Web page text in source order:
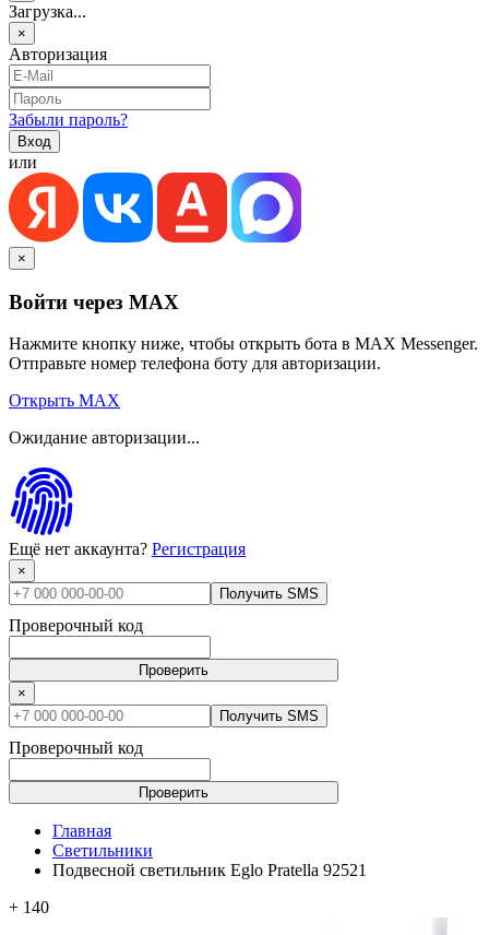
Загрузка...
×
Авторизация
Забыли пароль?
или
×
Войти через MAX
Нажмите кнопку ниже, чтобы открыть бота в MAX Messenger.
Отправьте номер телефона боту для авторизации.
Открыть MAX
Ожидание авторизации...
Ещё нет аккаунта? Регистрация
×
Получить SMS
Проверочный код
Проверить
×
Получить SMS
Проверочный код
Проверить
Главная
Светильники
Подвесной светильник Eglo Pratella 92521
+ 140